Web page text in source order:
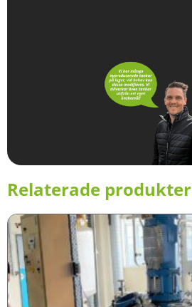
Relaterade produkter